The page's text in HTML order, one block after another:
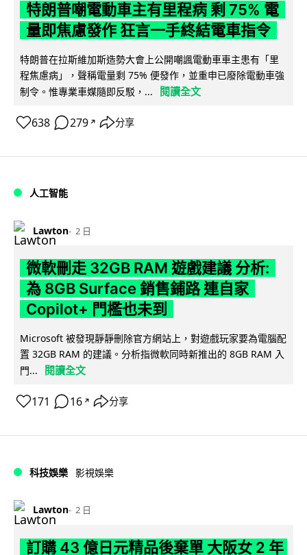
特朗普嘲電動車主有里程病 剩 75% 電
量即焦慮發作 狂言一手終結電車指令
特朗普在拉斯維加斯造勢大會上公開嘲諷電動車車主患有「里
程焦慮病」，聲稱電量剩 75% 便發作，並重申已廢除電動車強
制令。惟專業車媒隨即反駁，...
閱讀全文
638 279 ↗ 分享
人工智能
Lawton 2 日
微軟刪走 32GB RAM 遊戲建議 分析:
為 8GB Surface 銷售鋪路 連自家
Copilot+ 門檻也未到
Microsoft 被發現靜靜刪除官方網站上，對遊戲玩家要為電腦配
置 32GB RAM 的建議。分析指微軟同時新推出的 8GB RAM 入
門...
閱讀全文
171 16 ↗ 分享
科技娛樂 影視娛樂
Lawton 2 日
訂購 43 億日元精品後棄單 大阪女 2 年